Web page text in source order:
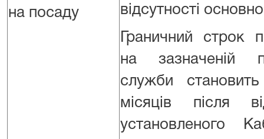
на посаду
відсутності
Граничний строк
на зазначеній
служби
місяців після
установленого